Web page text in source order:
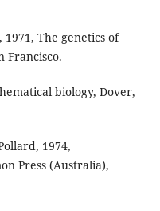
The genetics of
Francisco.
biology, Dover,
1974,
Press (Australia),